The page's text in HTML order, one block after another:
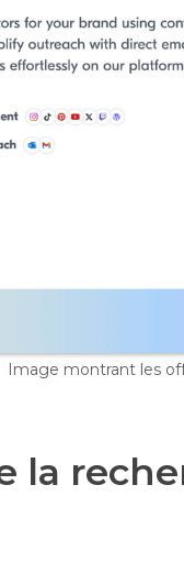
Image montrant les
la